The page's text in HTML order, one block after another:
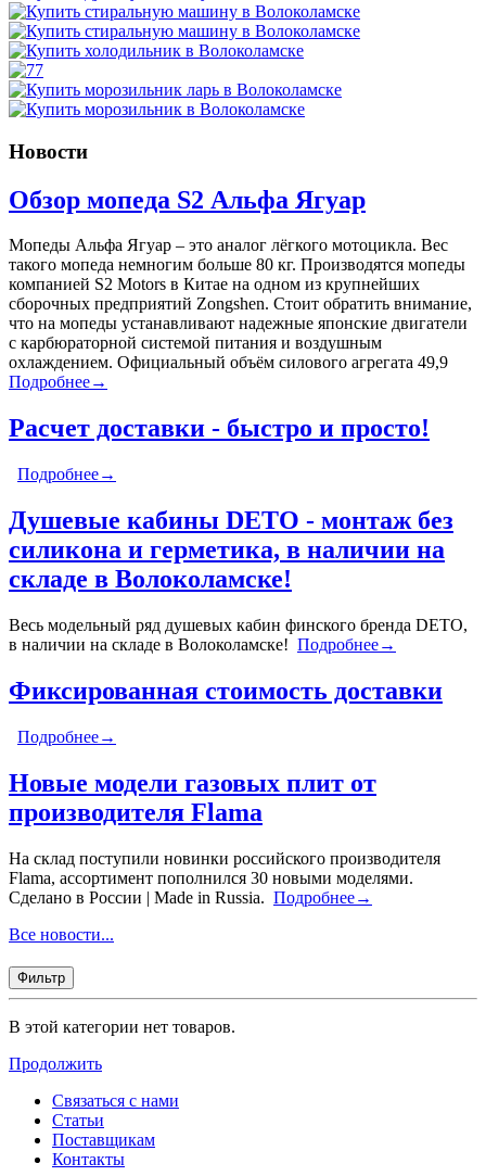
Новости
Обзор мопеда S2 Альфа Ягуар
Мопеды Альфа Ягуар – это аналог лёгкого мотоцикла. Вес
такого мопеда немногим больше 80 кг. Производятся мопеды
компанией S2 Motors в Китае на одном из крупнейших
сборочных предприятий Zongshen. Стоит обратить внимание,
что на мопеды устанавливают надежные японские двигатели
с карбюраторной системой питания и воздушным
охлаждением. Официальный объём силового агрегата 49,9
Подробнее→
Расчет доставки - быстро и просто!
Подробнее→
Душевые кабины DETO - монтаж без
силикона и герметика, в наличии на
складе в Волоколамске!
Весь модельный ряд душевых кабин финского бренда DETO,
в наличии на складе в Волоколамске! Подробнее→
Фиксированная стоимость доставки
Подробнее→
Новые модели газовых плит от
производителя Flama
На склад поступили новинки российского производителя
Flama, ассортимент пополнился 30 новыми моделями.
Сделано в России | Made in Russia. Подробнее→
Все новости...
Фильтр
В этой категории нет товаров.
Продолжить
Связаться с нами
Статьи
Поставщикам
Контакты